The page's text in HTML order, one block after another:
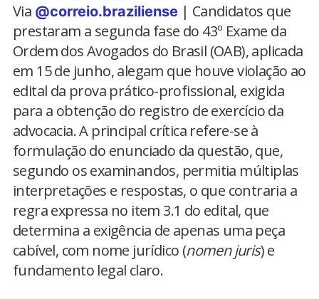
Via @correio.braziliense| Candidatos que
prestaram a segunda fase do 43º Exame da
Ordem dos Avogados do Brasil (OAB), aplicada
em 15 de junho, alegam que houve violação ao
edital da prova prático-profissional, exigida
para a obtenção do registro de exercício da
advocacia. A principal crítica refere-se à
formulação do enunciado da questão, que,
segundo os examinandos, permitia múltiplas
interpretações e respostas, o que contraria a
regra expressa no item 3.1 do edital, que
determina a exigência de apenas uma peça
cabível, com nome jurídico (nomen juris) e
fundamento legal claro.